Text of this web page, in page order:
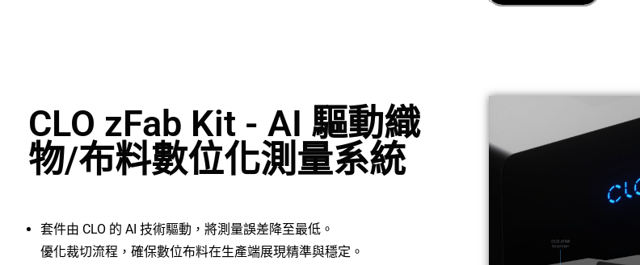
CLO zFab Kit - AI 驅動織
物/布料數位化測量系統
套件由 CLO 的 AI 技術驅動，將測量誤差降至最低。
優化裁切流程，確保數位布料在生產端展現精準與穩定。